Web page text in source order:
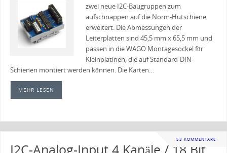
zwei neue I2C-Baugruppen zum
aufschnappen auf die Norm-Hutschiene
erweitert. Die Abmessungen der
Leiterplatten sind 45,5 mm x 65,5 mm und
passen in die WAGO Montagesockel für
Kleinplatinen, die auf Standard-DIN-
Schienen montiert werden können. Die Karten…
MEHR LESEN
53 KOMMENTARE
I2C-Analog-Input 4 Kanäle / 18 Bit